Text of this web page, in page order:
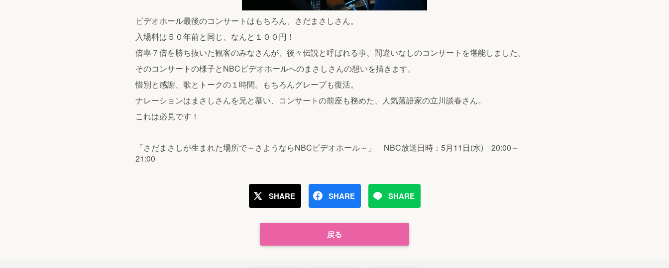
ビデオホール最後のコンサートはもちろん、さだまさしさん。
入場料は５０年前と同じ、なんと１００円！
倍率７倍を勝ち抜いた観客のみなさんが、後々伝説と呼ばれる事、間違いなしのコンサートを堪能しました。
そのコンサートの様子とNBCビデオホールへのまさしさんの想いを描きます。
惜別と感謝、歌とトークの１時間。もちろんグレープも復活。
ナレーションはまさしさんを兄と慕い、コンサートの前座も務めた、人気落語家の立川談春さん。
これは必見です！
「さだまさしが生まれた場所で～さようならNBCビデオホール～」 NBC放送日時：5月11日(水) 20:00～
21:00
SHARE SHARE SHARE
戻る